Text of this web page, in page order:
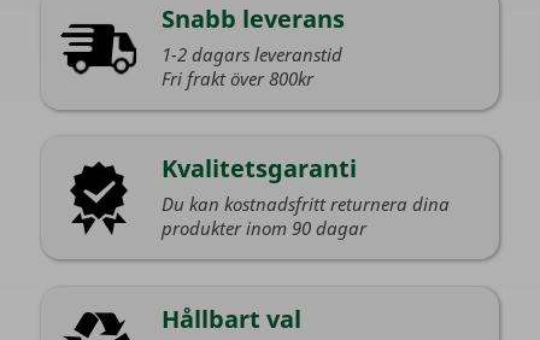
Snabb leverans
1-2 dagars leveranstid
Fri frakt över 800kr
Kvalitetsgaranti
Du kan kostnadsfritt returnera dina
produkter inom 90 dagar
Hållbart val